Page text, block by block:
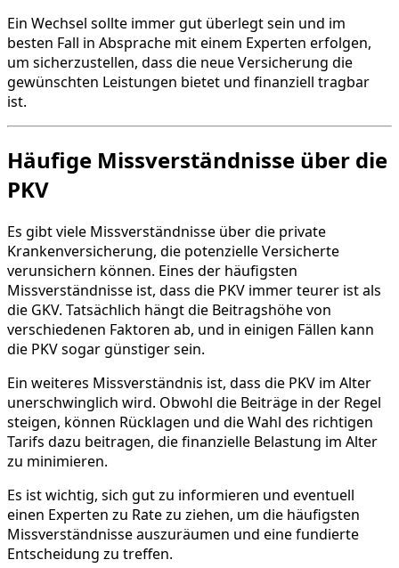
Ein Wechsel sollte immer gut überlegt sein und im
besten Fall in Absprache mit einem Experten erfolgen,
um sicherzustellen, dass die neue Versicherung die
gewünschten Leistungen bietet und finanziell tragbar
ist.
Häufige Missverständnisse über die
PKV
Es gibt viele Missverständnisse über die private
Krankenversicherung, die potenzielle Versicherte
verunsichern können. Eines der häufigsten
Missverständnisse ist, dass die PKV immer teurer ist als
die GKV. Tatsächlich hängt die Beitragshöhe von
verschiedenen Faktoren ab, und in einigen Fällen kann
die PKV sogar günstiger sein.
Ein weiteres Missverständnis ist, dass die PKV im Alter
unerschwinglich wird. Obwohl die Beiträge in der Regel
steigen, können Rücklagen und die Wahl des richtigen
Tarifs dazu beitragen, die finanzielle Belastung im Alter
zu minimieren.
Es ist wichtig, sich gut zu informieren und eventuell
einen Experten zu Rate zu ziehen, um die häufigsten
Missverständnisse auszuräumen und eine fundierte
Entscheidung zu treffen.